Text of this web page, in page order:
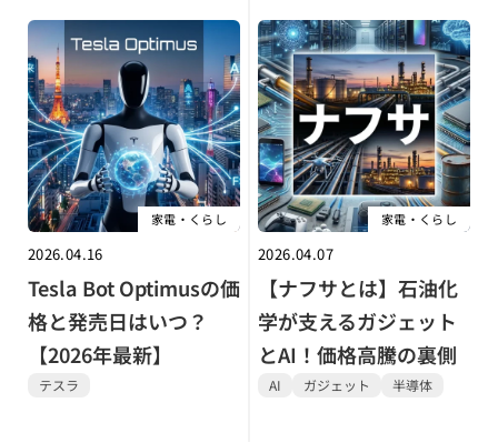
家電・くらし
2026.04.16
Tesla Bot Optimusの価
格と発売日はいつ？
【2026年最新】
テスラ
家電・くらし
2026.04.07
【ナフサとは】石油化
学が支えるガジェット
とAI！価格高騰の裏側
AI ガジェット 半導体